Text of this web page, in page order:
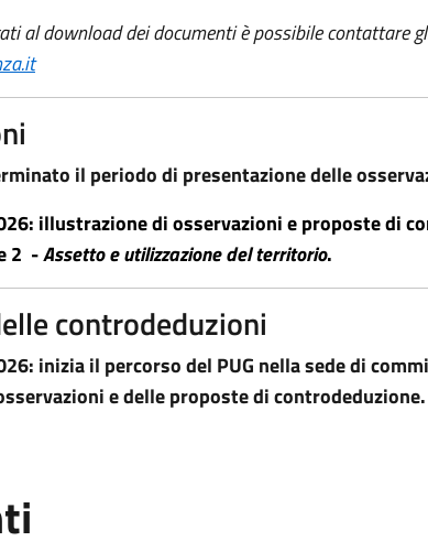
al download dei documenti è possibile contattare
il periodo di presentazione delle
illustrazione di osservazioni e proposte di
2 -Assetto e utilizzazione del territorio.
controdeduzioni
inizia il percorso del PUG nella sede di
e delle proposte di controdeduzione.